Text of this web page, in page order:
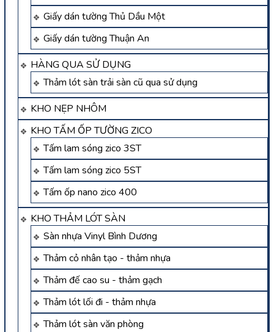
Giấy dán tường Thủ Dầu Một
Giấy dán tường Thuận An
HÀNG QUA SỬ DỤNG
Thảm lót sàn trải sàn cũ qua sử dụng
KHO NẸP NHÔM
KHO TẤM ỐP TƯỜNG ZICO
Tấm lam sóng zico 3ST
Tấm lam sóng zico 5ST
Tấm ốp nano zico 400
KHO THẢM LÓT SÀN
Sàn nhựa Vinyl Bình Dương
Thảm cỏ nhân tạo - thảm nhựa
Thảm đế cao su - thảm gạch
Thảm lót lối đi - thảm nhựa
Thảm lót sàn văn phòng